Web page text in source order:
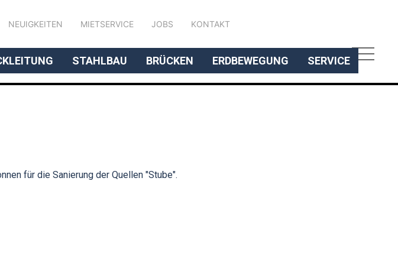
NEUIGKEITEN MIETSERVICE JOBS KONTAKT
STAHLBAU BRÜCKEN ERDBEWEGUNG SERVICE
für die Sanierung der Quellen "Stube".